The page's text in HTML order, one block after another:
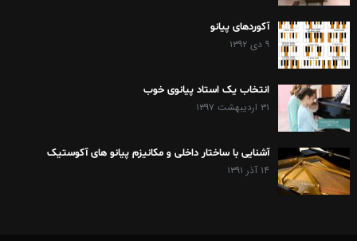
آکوردهای پیانو
۹ دی ۱۳۹۲
انتخاب یک استاد پیانوی خوب
۳۱ اردیبهشت ۱۳۹۷
آشنایی با ساختار داخلی و مکانیزم پیانو های آکوستیک
۱۴ آذر ۱۳۹۱